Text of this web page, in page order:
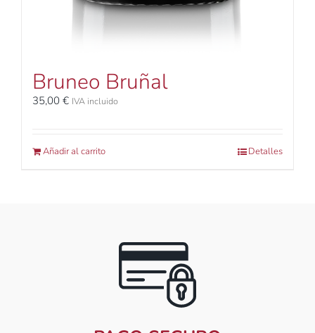
Bruneo Bruñal
35,00 € IVA incluido
Añadir al carrito Detalles